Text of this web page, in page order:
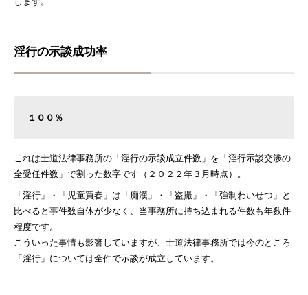
淫行の示談成功率
１００％
これは士道法律事務所の「淫行の示談成立件数」を「淫行示談交渉の
全受任件数」で割った数字です（２０２２年３月時点）。
「淫行」・「児童買春」は「痴漢」・「盗撮」・「強制わいせつ」と
比べると事件数自体が少なく、当事務所に持ち込まれる件数も年数件
程度です。
こういった事情も影響していますが、士道法律事務所では今のところ
「淫行」については全件で示談が成立しています。